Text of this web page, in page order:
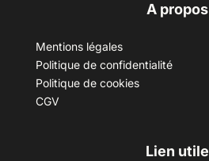
A propos
Mentions légales
Politique de confidentialité
Politique de cookies
CGV
Lien utile